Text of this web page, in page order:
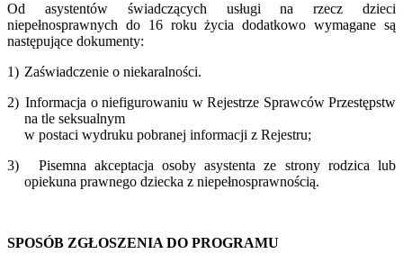
Od asystentów świadczących usługi na rzecz dzieci
niepełnosprawnych do 16 roku życia dodatkowo wymagane są
następujące dokumenty:
1) Zaświadczenie o niekaralności.
2) Informacja o niefigurowaniu w Rejestrze Sprawców Przestępstw
na tle seksualnym
w postaci wydruku pobranej informacji z Rejestru;
3)
Pisemna akceptacja osoby asystenta ze strony rodzica lub
opiekuna prawnego dziecka z niepełnosprawnością.
SPOSÓB ZGŁOSZENIA DO PROGRAMU